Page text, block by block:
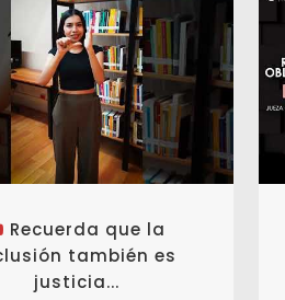
Recuerda que la
también es
justicia...